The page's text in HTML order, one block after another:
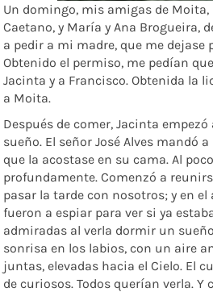
Un domingo, mis amigas de Moita,
Caetano, y María y Ana Brogueira,
a pedir a mi madre, que me dejase
Obtenido el permiso, me pedían
Jacinta y a Francisco. Obtenida la
a Moita.
Después de comer, Jacinta
sueño. El señor José Alves mandó
que la acostase en su cama. Al
profundamente. Comenzó a
pasar la tarde con nosotros; y en el
fueron a espiar para ver si ya
admiradas al verla dormir un
sonrisa en los labios, con un aire
juntas, elevadas hacia el Cielo. El
de curiosos. Todos querían verla.